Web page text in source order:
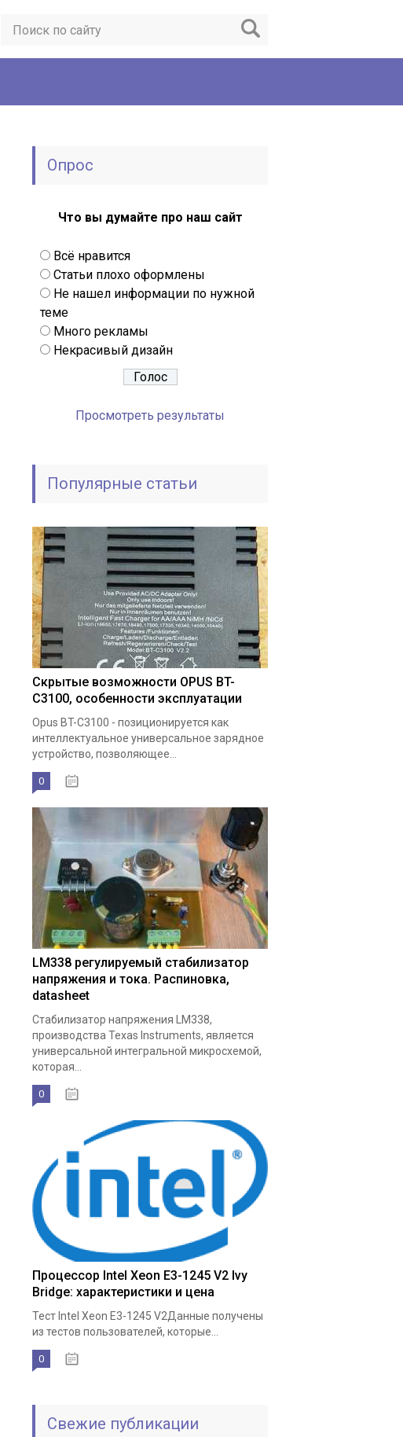
Опрос
Что вы думайте про наш сайт
Всё нравится
Статьи плохо оформлены
Не нашел информации по нужной
теме
Много рекламы
Некрасивый дизайн
Просмотреть результаты
Популярные статьи
Скрытые возможности OPUS BT-
C3100, особенности эксплуатации
Opus BT-C3100 - позиционируется как
интеллектуальное универсальное зарядное
устройство, позволяющее...
0
LM338 регулируемый стабилизатор
напряжения и тока. Распиновка,
datasheet
Стабилизатор напряжения LM338,
производства Texas Instruments, является
универсальной интегральной микросхемой,
которая...
0
Процессор Intel Xeon E3-1245 V2 Ivy
Bridge: характеристики и цена
Тест Intel Xeon E3-1245 V2Данные получены
из тестов пользователей, которые...
0
Свежие публикации